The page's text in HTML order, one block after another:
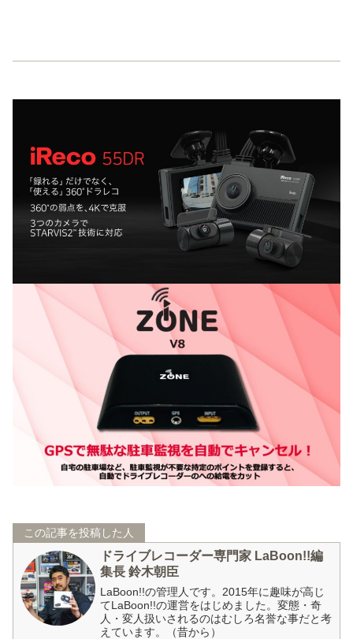
この記事を投稿した人
ドライブレコーダー専門家 LaBoon!!編
集長 鈴木朝臣
LaBoon!!の管理人です。2015年に趣味が高じ
てLaBoon!!の運営をはじめました。変態・奇
人・変人扱いされるのはむしろ名誉な事だと考
えています。（昔から）